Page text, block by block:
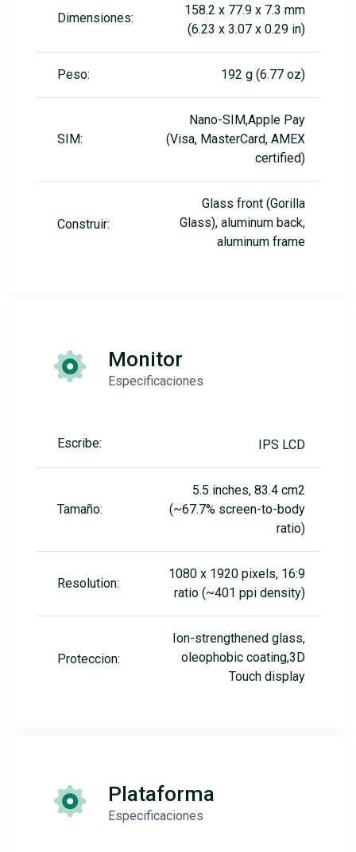
Dimensiones:
158.2 x 77.9 x 7.3 mm
(6.23 x 3.07 x 0.29 in)
Peso: 192 g (6.77 oz)
SIM:
Nano-SIM,Apple Pay
(Visa, MasterCard, AMEX
certified)
Construir:
Glass front (Gorilla
Glass), aluminum back,
aluminum frame
Monitor
Especificaciones
Escribe: IPS LCD
Tamaño:
5.5 inches, 83.4 cm2
(~67.7% screen-to-body
ratio)
Resolution:
1080 x 1920 pixels, 16:9
ratio (~401 ppi density)
Proteccion:
Ion-strengthened glass,
oleophobic coating,3D
Touch display
Plataforma
Especificaciones